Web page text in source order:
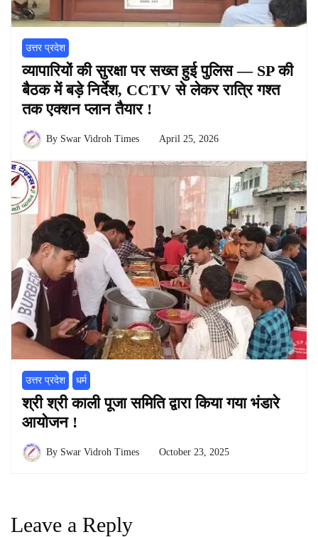
उत्तर प्रदेश
व्यापारियों की सुरक्षा पर सख्त हुई पुलिस — SP की
बैठक में बड़े निर्देश, CCTV से लेकर रात्रि गश्त
तक एक्शन प्लान तैयार !
By Swar Vidroh Times April 25, 2026
उत्तर प्रदेश धर्म
श्री श्री काली पूजा समिति द्वारा किया गया भंडारे
आयोजन !
By Swar Vidroh Times October 23, 2025
Leave a Reply